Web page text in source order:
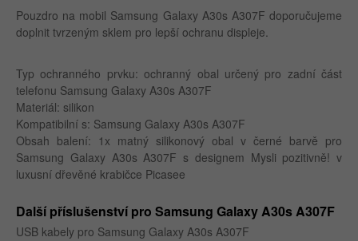
Pouzdro na mobil Samsung Galaxy A30s A307F doporučujeme
doplnit tvrzeným sklem pro lepší ochranu displeje.
Typ ochranného prvku: ochranný obal určený pro zadní část
telefonu Samsung Galaxy A30s A307F
Materiál: silikon
Kompatibilní s: Samsung Galaxy A30s A307F
Obsah balení: 1x matný silikonový obal v černé barvě pro
Samsung Galaxy A30s A307F s designem Mysli pozitivně! v
luxusní dřevěné krabičce Picasee
Další příslušenství pro Samsung Galaxy A30s A307F
USB kabely pro Samsung Galaxy A30s A307F